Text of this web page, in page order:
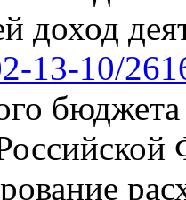
доход
13-10/